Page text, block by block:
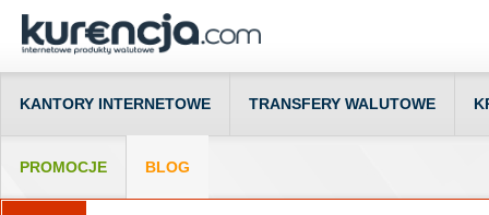
KANTORY INTERNETOWE TRANSFERY WALUTOWE
PROMOCJE BLOG